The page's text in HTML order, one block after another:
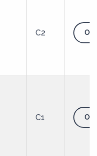
С2
С1